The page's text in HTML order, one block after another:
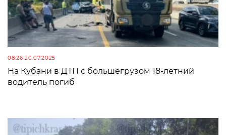
08:26 20.07.2025
На Кубани в ДТП с большегрузом 18-летний
водитель погиб